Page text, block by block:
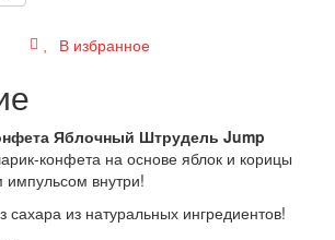
В избранное
Яблочный Штрудель Jump
конфета на основе яблок и корицы
импульсом внутри!
сахара из натуральных ингредиентов!